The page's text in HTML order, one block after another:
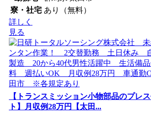
寮・社宅 あり（無料）
詳しく
見る
【トランスミッション小物部品のプレ
ト】月収例28万円【太田...